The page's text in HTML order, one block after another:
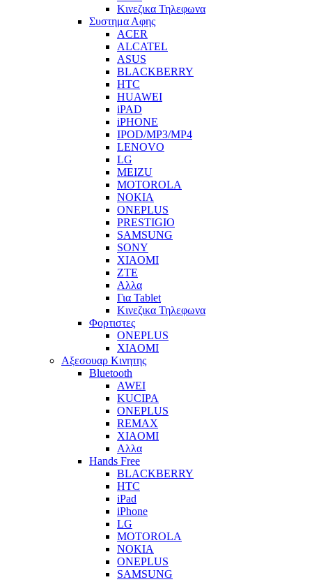
Κινεζικα Τηλεφωνα
Συστημα Αφης
ACER
ALCATEL
ASUS
BLACKBERRY
HTC
HUAWEI
iPAD
iPHONE
IPOD/MP3/MP4
LENOVO
LG
MEIZU
MOTOROLA
NOKIA
ONEPLUS
PRESTIGIO
SAMSUNG
SONY
XIAOMI
ZTE
Αλλα
Για Tablet
Κινεζικα Τηλεφωνα
Φορτιστες
ONEPLUS
XIAOMI
Αξεσουαρ Κινητης
Bluetooth
AWEI
KUCIPA
ONEPLUS
REMAX
XIAOMI
Αλλα
Hands Free
BLACKBERRY
HTC
iPad
iPhone
LG
MOTOROLA
NOKIA
ONEPLUS
SAMSUNG